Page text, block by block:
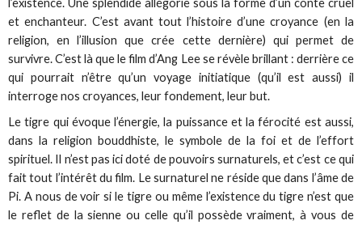
l’existence. Une splendide allégorie sous la forme d’un conte cruel
et enchanteur. C’est avant tout l’histoire d’une croyance (en la
religion, en l’illusion que crée cette dernière) qui permet de
survivre. C’est là que le film d’Ang Lee se révèle brillant : derrière ce
qui pourrait n’être qu’un voyage initiatique (qu’il est aussi) il
interroge nos croyances, leur fondement, leur but.
Le tigre qui évoque l’énergie, la puissance et la férocité est aussi,
dans la religion bouddhiste, le symbole de la foi et de l’effort
spirituel. Il n’est pas ici doté de pouvoirs surnaturels, et c’est ce qui
fait tout l’intérêt du film. Le surnaturel ne réside que dans l’âme de
Pi. A nous de voir si le tigre ou même l’existence du tigre n’est que
le reflet de la sienne ou celle qu’il possède vraiment, à vous de